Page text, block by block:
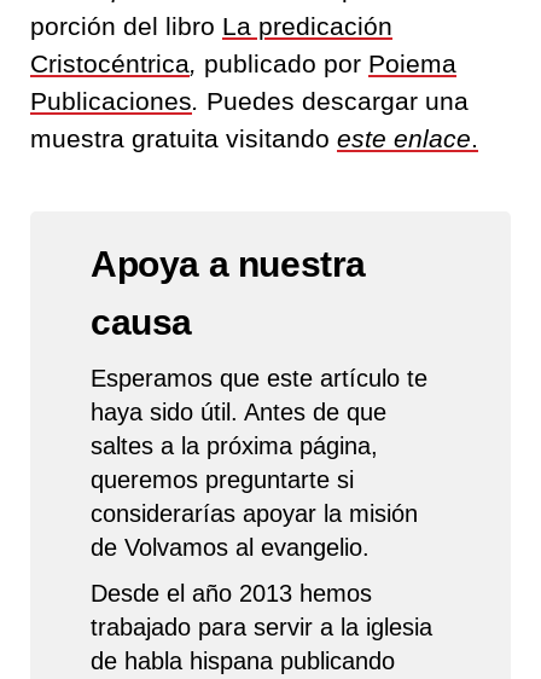
porción del libro La predicación
Cristocéntrica
publicado por Poiema
Publicaciones
Puedes descargar una
muestra gratuita visitando este enlace
Apoya a nuestra
causa
Esperamos que este artículo te
haya sido útil. Antes de que
saltes a la próxima página,
queremos preguntarte si
considerarías apoyar la misión
de Volvamos al evangelio.
Desde el año 2013 hemos
trabajado para servir a la iglesia
de habla hispana publicando